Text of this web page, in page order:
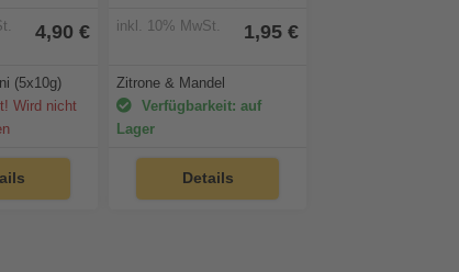
4,90 €
(5x10g)
Wird nicht
inkl. 10% MwSt. 1,95 €
Zitrone & Mandel
Verfügbarkeit: auf
Lager
Details